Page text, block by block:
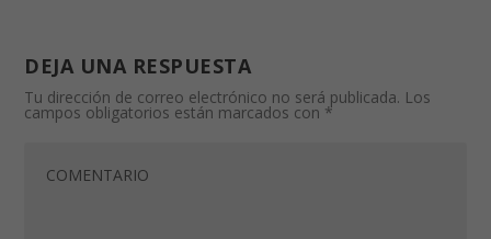
DEJA UNA RESPUESTA
Tu dirección de correo electrónico no será publicada. Los
campos obligatorios están marcados con *